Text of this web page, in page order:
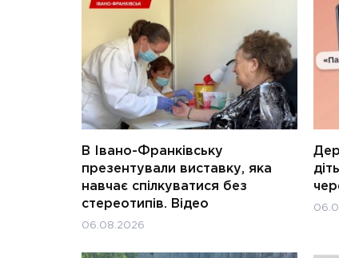
В Івано-Франківську
презентували виставку, яка
навчає спілкуватися без
стереотипів. Відео
06.08.2026